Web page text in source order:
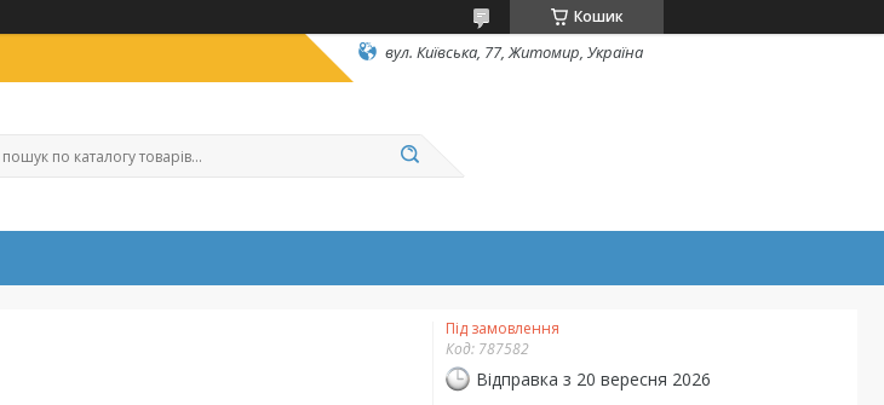
Кошик
вул. Київська, 77, Житомир, Україна
Під замовлення
Код: 787582
Відправка з 20 вересня 2026